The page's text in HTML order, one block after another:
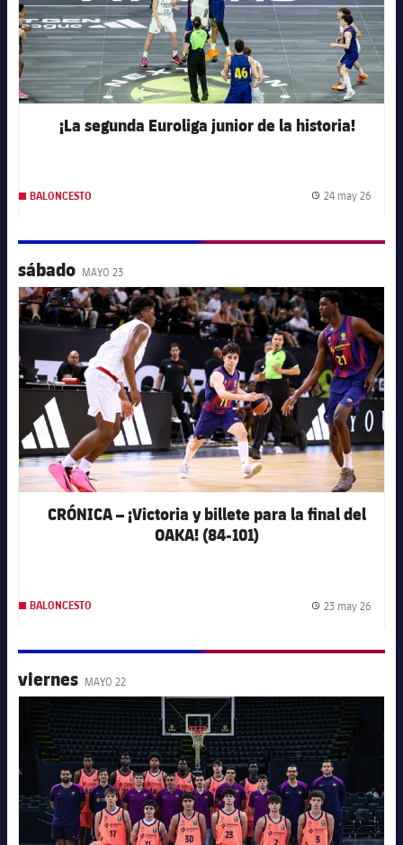
¡La segunda Euroliga junior de la historia!
BALONCESTO Fecha
24 may 26
sábado MAYO 23
FC Barcelona club badge
CRÓNICA – ¡Victoria y billete para la final del
OAKA! (84-101)
BALONCESTO Fecha
23 may 26
viernes MAYO 22
FC Barcelona club badge